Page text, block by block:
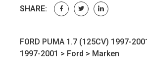
SHARE:
FORD PUMA 1.7 (125CV) 1997-
1997-2001 > Ford > Marken